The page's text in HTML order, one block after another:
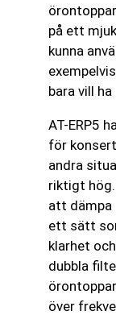
på ett
kunna
bara vill
AT-ERP5
för
andra
riktigt
att dämpa
ett sätt
klarhet
dubbla
över